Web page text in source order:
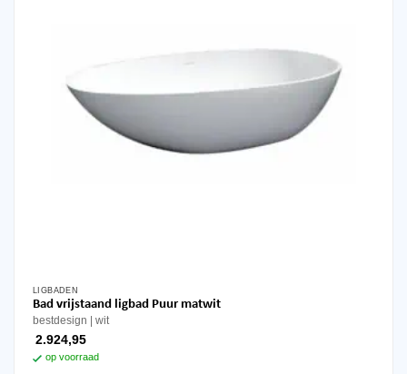
LIGBADEN
Bad vrijstaand ligbad Puur matwit
bestdesign wit
2.924,95
op voorraad